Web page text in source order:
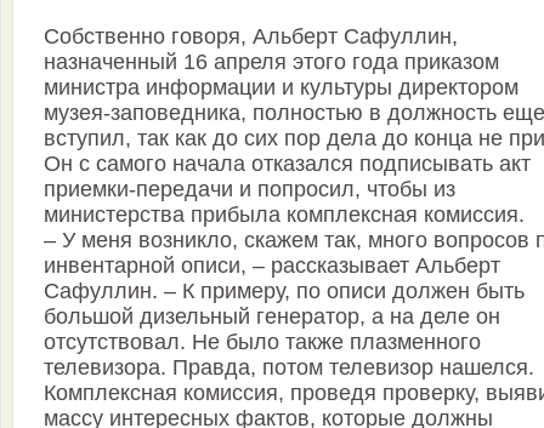
Собственно говоря, Альберт Сафуллин,
назначенный 16 апреля этого года приказом
министра информации и культуры директором
музея-заповедника, полностью в должность
вступил, так как до сих пор дела до конца не
Он с самого начала отказался подписывать акт
приемки-передачи и попросил, чтобы из
министерства прибыла комплексная комиссия.
– У меня возникло, скажем так, много вопросов
инвентарной описи, – рассказывает Альберт
Сафуллин. – К примеру, по описи должен быть
большой дизельный генератор, а на деле он
отсутствовал. Не было также плазменного
телевизора. Правда, потом телевизор нашелся.
Комплексная комиссия, проведя проверку,
массу интересных фактов, которые должны